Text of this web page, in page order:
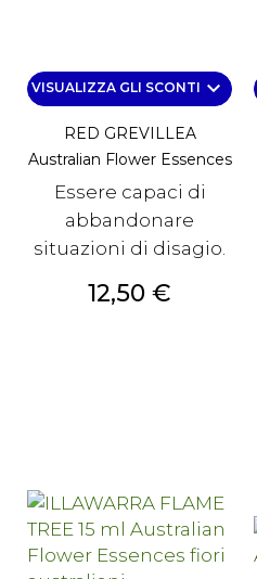
VISUALIZZA GLI SCONTI keyboard_arrow_down
RED GREVILLEA
Australian Flower Essences
Essere capaci di
abbandonare
situazioni di disagio.
Prezzo
12,50 €